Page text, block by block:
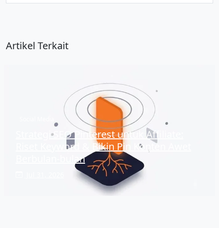
Artikel Terkait
Strategi SEO Pinterest untuk Affiliate:
Riset Keyword & Bikin Pin Konten Awet
Berbulan-bulan